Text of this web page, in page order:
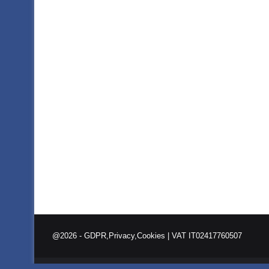
@2026 - GDPR,Privacy,Cookies | VAT IT02417760507